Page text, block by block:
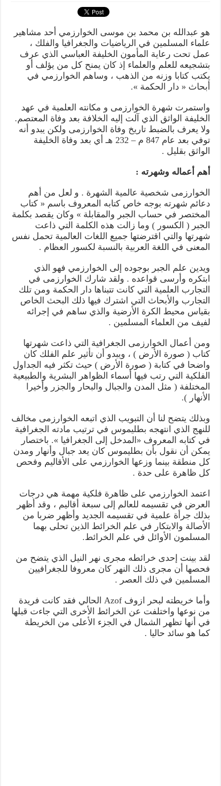
هو عبدالله بن محمد بن موسی الخوارزمي أحد مشاهير
علماء المسلمين في الرياضيات والجغرافيا والفلك ،
عمل تحت رعاية المأمون الخليفة العباسي الذي عرف
بتشجيعه للعلم والعلماء إذ كان يمنح كل من يؤلف أو
يكتب كتابا وزنه من الذهب ، وساهم الخوارزمي في
أبحاث « دار الحكمة ».
واستمرت شهرة الخوارزمی و مكانته العلمية في عهد
الخليفة الواثق الذي آلت إليه الخلافة بعد وفاة المعتصم.
ولا يعرف بالضبط تاریخ وفاة الخوارزمی ولكن يبدو أنه
توفي بعد عام 847 م – 232 هـ أي بعد وفاة الخليفة
الواثق بقليل .
أهم أعماله وشهرته :
الخوارزمی شخصية عالمية الشهرة . و لعل من أهم
دعائم شهرته بوجه خاص كتابه المعروف باسم « كتاب
المختصر في حساب الجبر والمقابلة » وكان يقصد بكلمة
الجبر ( الكسور ) وما زالت هذه الكلمة التي ذاعت
شهرتها والتي اقترضتها جميع اللغات العالمية تحمل نفس
المعنى في اللغة العربية بالنسبة لكسور العظام .
ويدين علم الجبر بوجوده إلى الخوارزمي فهو الذي
ابتكره وأرسى قواعده . ولقد شارك الخوارزمی في
التجارب العلمية التي كانت تتبناها دار الحكمة ومن تلك
التجارب والأبحاث التي اشترك فيها ذلك البحث الخاص
بقياس محيط الكرة الأرضية والذي ساهم في إجرائه
لفيف من العلماء المسلمين .
ومن أعمال الخوارزمی الجغرافية التي ذاعت شهرتها
كتاب ( صورة الأرض ) ، ويبدو أن تأثير علم الفلك كان
واضحا في كتابة ( صورة الأرض ) حيث تكثر فيه الجداول
الفلكية التي رتب فيها أسماء الظواهر البشرية والطبيعية
المختلفة ( مثل المدن والجبال والبحار والجزر وأخيرا
الأنهار ).
وبذلك يتضح لنا أن التبويب الذي اتبعه الخوارزمی مخالف
للنهج الذي انتهجه بطلیموس في ترتيب مادته الجغرافية
في كتابه المعروف «المدخل إلى الجغرافيا ». باختصار
يمكن أن نقول بأن بطلیموس كان يعد جبال وأنهار ومدن
كل منطقة بينما وزعها الخوارزمي على الأقاليم وفحص
كل ظاهرة على حدة .
اعتمد الخوارزمي على ظاهرة فلكية مهمة هي درجات
العرض في تقسيمه للعالم إلى سبعة أقاليم ، وقد أظهر
بذلك جرأة علمية في تقسيمه الجديد وأظهر ضربا من
الأصالة والابتكار في علم الخرائط الذين تحلى بهما
المسلمون الأوائل في علم الخرائط.
لقد بينت إحدى خرائطه مجرى نهر النيل الذي يتضح من
فحصها أن مجرى ذلك النهر كان معروفا للجغرافيين
المسلمين في ذلك العصر .
وأما خريطته لبحر ازوف Azof الحالي فقد كانت فريدة
من نوعها واختلفت عن الخرائط الأخرى التي جاءت قبلها
في أنها تظهر الشمال في الجزء الأعلى من الخريطة
كما هو سائد حاليا .